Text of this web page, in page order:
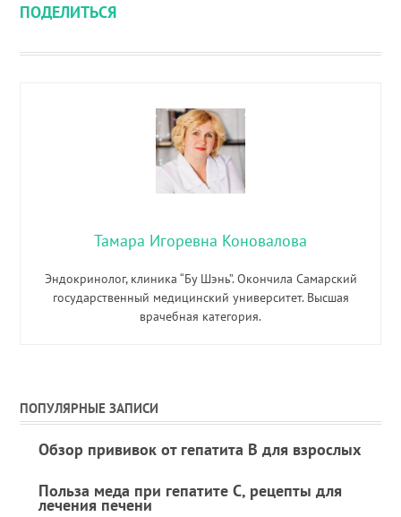
ПОДЕЛИТЬСЯ
Тамара Игоревна Коновалова
Эндокринолог, клиника “Бу Шэнь”. Окончила Самарский
государственный медицинский университет. Высшая
врачебная категория.
ПОПУЛЯРНЫЕ ЗАПИСИ
Обзор прививок от гепатита В для взрослых
Польза меда при гепатите С, рецепты для
лечения печени